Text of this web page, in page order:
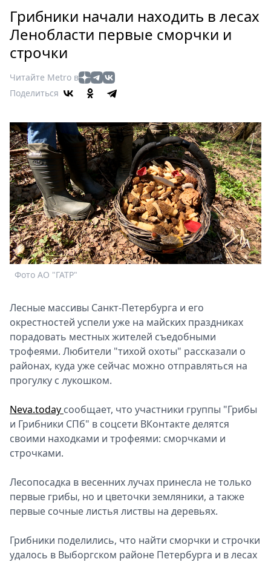
Россия
Мир
Здоровье
Туризм
Мода
Театр
Кино
Афиша
Книги
Выставки
Пресс-
релизы
О
Metro
Стримы
Выборы
2026
Скачай
Metro
Грибники начали находить в лесах
Ленобласти первые сморчки и
строчки
Читайте Metro в
Поделиться
Фото АО "ГАТР"
Лесные массивы Санкт-Петербурга и его
окрестностей успели уже на майских праздниках
порадовать местных жителей съедобными
трофеями. Любители "тихой охоты" рассказали о
районах, куда уже сейчас можно отправляться на
прогулку с лукошком.
Neva.today сообщает, что участники группы "Грибы
и Грибники СПб" в соцсети ВКонтакте делятся
своими находками и трофеями: сморчками и
строчками.
Лесопосадка в весенних лучах принесла не только
первые грибы, но и цветочки земляники, а также
первые сочные листья листвы на деревьях.
Грибники поделились, что найти сморчки и строчки
удалось в Выборгском районе Петербурга и в лесах